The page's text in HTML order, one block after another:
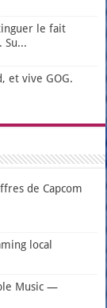
le fait
Su...
et vive GOG.
de Capcom
local
Music —